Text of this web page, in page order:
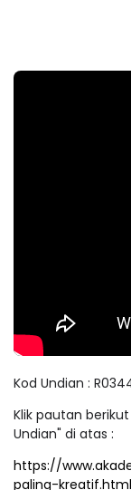
Kod Undian :
Klik pautan
Undian" di atas :
https://
paling-kreatif.html